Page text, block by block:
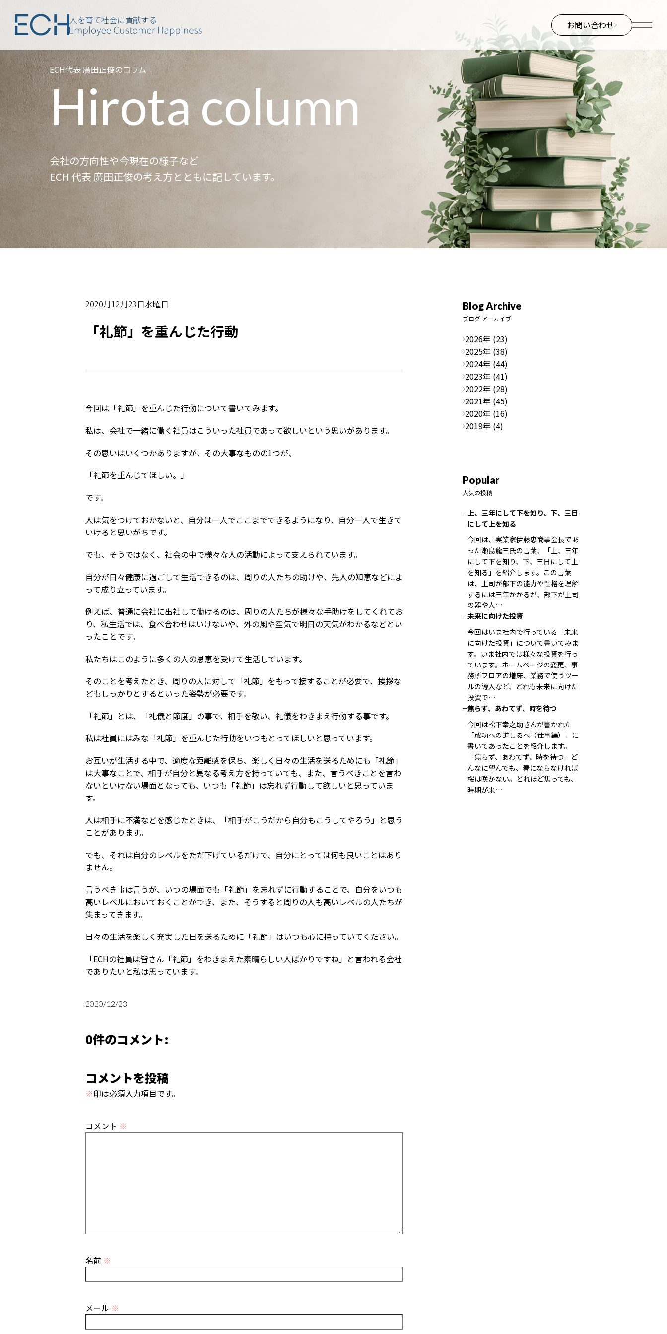
人を育て社会に貢献する お問い合わせ
ECH代表 廣田正俊のコラム
Hirota column
会社の方向性や今現在の様子など
ECH 代表 廣田正俊の考え方とともに記しています。
2020月12月23日水曜日
「礼節」を重んじた行動
今回は「礼節」を重んじた行動について書いてみます。
私は、会社で一緒に働く社員はこういった社員であって欲しいという思いがあります。
その思いはいくつかありますが、その大事なものの1つが、
「礼節を重んじてほしい。」
です。
人は気をつけておかないと、自分は一人でここまでできるようになり、自分一人で生きて
いけると思いがちです。
でも、そうではなく、社会の中で様々な人の活動によって支えられています。
自分が日々健康に過ごして生活できるのは、周りの人たちの助けや、先人の知恵などによ
って成り立っています。
例えば、普通に会社に出社して働けるのは、周りの人たちが様々な手助けをしてくれてお
り、私生活では、食べ合わせはいけないや、外の風や空気で明日の天気がわかるなどとい
ったことです。
私たちはこのように多くの人の恩恵を受けて生活しています。
そのことを考えたとき、周りの人に対して「礼節」をもって接することが必要で、挨拶な
どもしっかりとするといった姿勢が必要です。
「礼節」とは、「礼儀と節度」の事で、相手を敬い、礼儀をわきまえ行動する事です。
私は社員にはみな「礼節」を重んじた行動をいつもとってほしいと思っています。
お互いが生活する中で、適度な距離感を保ち、楽しく日々の生活を送るためにも「礼節」
は大事なことで、相手が自分と異なる考え方を持っていても、また、言うべきことを言わ
ないといけない場面となっても、いつも「礼節」は忘れず行動して欲しいと思っていま
す。
人は相手に不満などを感じたときは、「相手がこうだから自分もこうしてやろう」と思う
ことがあります。
でも、それは自分のレベルをただ下げているだけで、自分にとっては何も良いことはあり
ません。
言うべき事は言うが、いつの場面でも「礼節」を忘れずに行動することで、自分をいつも
高いレベルにおいておくことができ、また、そうすると周りの人も高いレベルの人たちが
集まってきます。
日々の生活を楽しく充実した日を送るために「礼節」はいつも心に持っていてください。
「ECHの社員は皆さん「礼節」をわきまえた素晴らしい人ばかりですね」と言われる会社
でありたいと私は思っています。
2020/12/23
0件のコメント:
コメントを投稿
※印は必須入力項目です。
コメント ※
名前 ※
メール ※
Blog Archive
ブログ アーカイブ
2026年 (23)
2025年 (38)
2024年 (44)
2023年 (41)
2022年 (28)
2021年 (45)
2020年 (16)
2019年 (4)
Popular
人気の投稿
上、三年にして下を知り、下、三日
にして上を知る
今回は、実業家伊藤忠商事会長であ
った瀬島龍三氏の言葉、「上、三年
にして下を知り、下、三日にして上
を知る」を紹介します。この言葉
は、上司が部下の能力や性格を理解
するには三年かかるが、部下が上司
の器や人…
未来に向けた投資
今回はいま社内で行っている「未来
に向けた投資」について書いてみま
す。いま社内では様々な投資を行っ
ています。ホームページの変更、事
務所フロアの増床、業務で使うツー
ルの導入など、どれも未来に向けた
投資で…
焦らず、あわてず、時を待つ
今回は松下幸之助さんが書かれた
「成功への道しるべ（仕事編）」に
書いてあったことを紹介します。
「焦らず、あわてず、時を待つ」ど
んなに望んでも、春にならなければ
桜は咲かない。どれほど焦っても、
時期が来…